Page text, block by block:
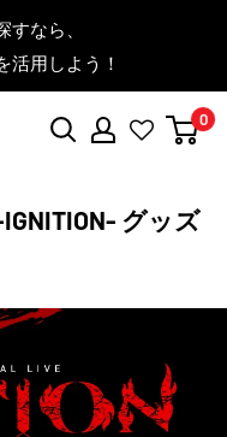
方法をご紹介♪
ク】
／
鮮美透涼 ver.販売
探す」で
よう！
なら、
活用しよう！
用しよう♪
ク】
0
IGNITION- グッズ